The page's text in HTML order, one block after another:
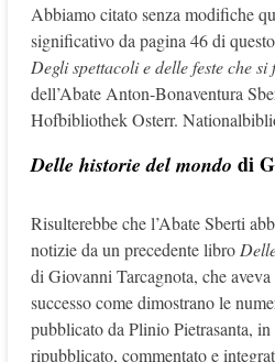
Abbiamo citato senza modifiche
significativo da pagina 46 di
Degli spettacoli e delle feste che
dell’Abate Anton-Bonaventura
Hofbibliothek Osterr.
Delle historie del mondodi
Risulterebbe che l’Abate Sberti
notizie da un precedente libro
di Giovanni Tarcagnota, che
successo come dimostrano le
pubblicato da Plinio Pietrasanta,
ripubblicato, commentato e